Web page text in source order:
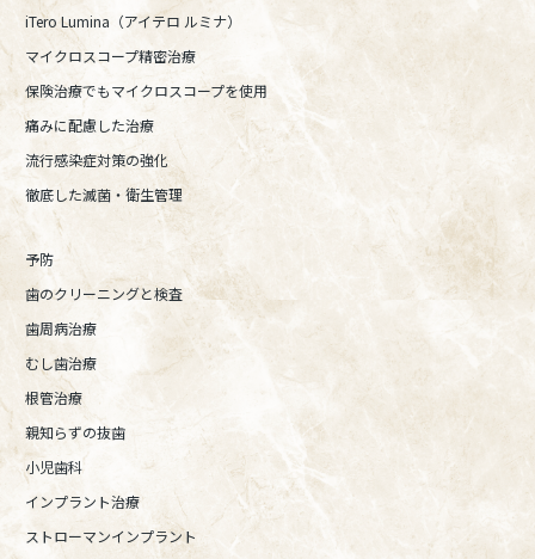
iTero Lumina（アイテロ ルミナ）
マイクロスコープ精密治療
保険治療でもマイクロスコープを使用
痛みに配慮した治療
流行感染症対策の強化
徹底した滅菌・衛生管理
予防
歯のクリーニングと検査
歯周病治療
むし歯治療
根管治療
親知らずの抜歯
小児歯科
インプラント治療
ストローマンインプラント